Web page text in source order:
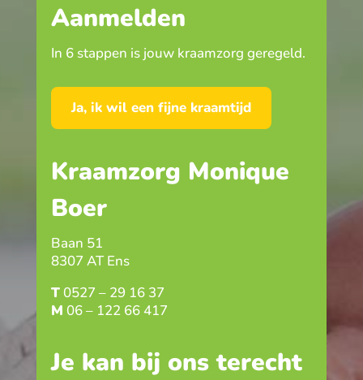
Aanmelden
In 6 stappen is jouw kraamzorg geregeld.
Ja, ik wil een fijne kraamtijd
Kraamzorg Monique
Boer
Baan 51
8307 AT Ens
T 0527 – 29 16 37
M 06 – 122 66 417
Je kan bij ons terecht